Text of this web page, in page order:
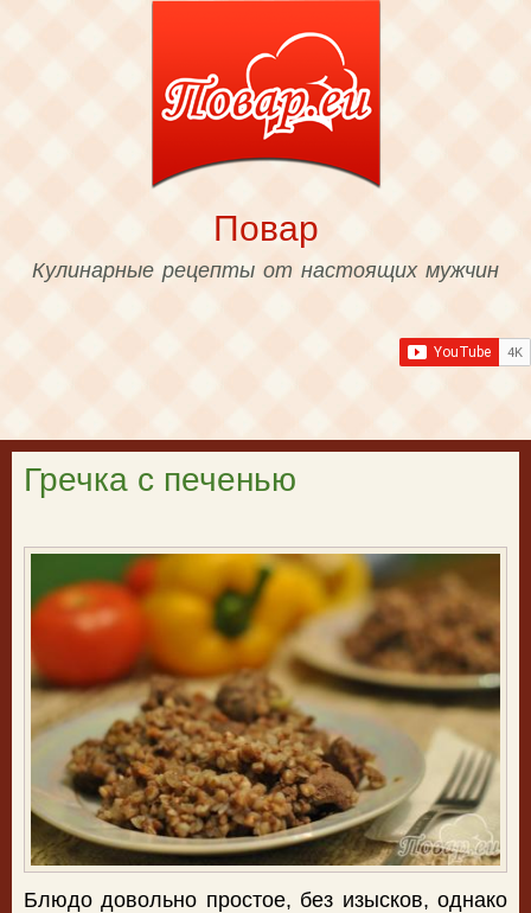
content
Повар
Кулинарные рецепты от настоящих мужчин
Гречка с печенью
Блюдо довольно простое, без изысков, однако